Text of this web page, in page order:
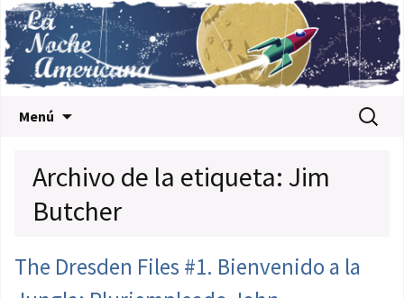
Menú Buscar:
Archivo de la etiqueta: Jim
Butcher
The Dresden Files #1. Bienvenido a la